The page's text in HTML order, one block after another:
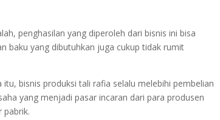
penghasilan yang diperoleh dari bisnis ini bisa
baku yang dibutuhkan juga cukup tidak rumit
bisnis produksi tali rafia selalu melebihi pembelian
yang menjadi pasar incaran dari para produsen
pabrik.